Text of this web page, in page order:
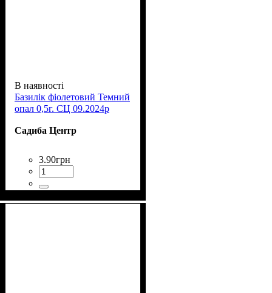
В наявності
Базилік фіолетовий Темний
опал 0,5г. СЦ 09.2024р
Садиба Центр
3.90грн